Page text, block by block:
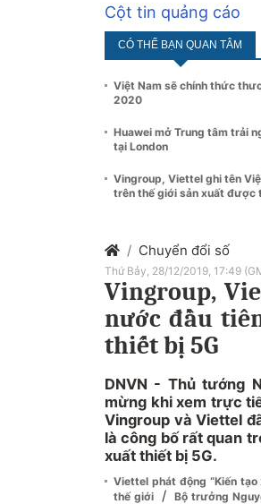
Cột tin quảng cáo
CÓ THỂ BẠN QUAN TÂM
Việt Nam sẽ chính thức
2020
Huawei mở Trung tâm trải
tại London
Vingroup, Viettel ghi tên
trên thế giới sản xuất được
Chuyển đổi số
Thứ Bảy, 28/12/2019, 17:49
Vingroup,
nước đầu
thiết bị 5G
DNVN - Thủ tướng
mừng khi xem trực
Vingroup và Viettel
là công bố rất quan
xuất thiết bị 5G.
Viettel phát động “Kiến
thế giới
/ Bộ trưởng